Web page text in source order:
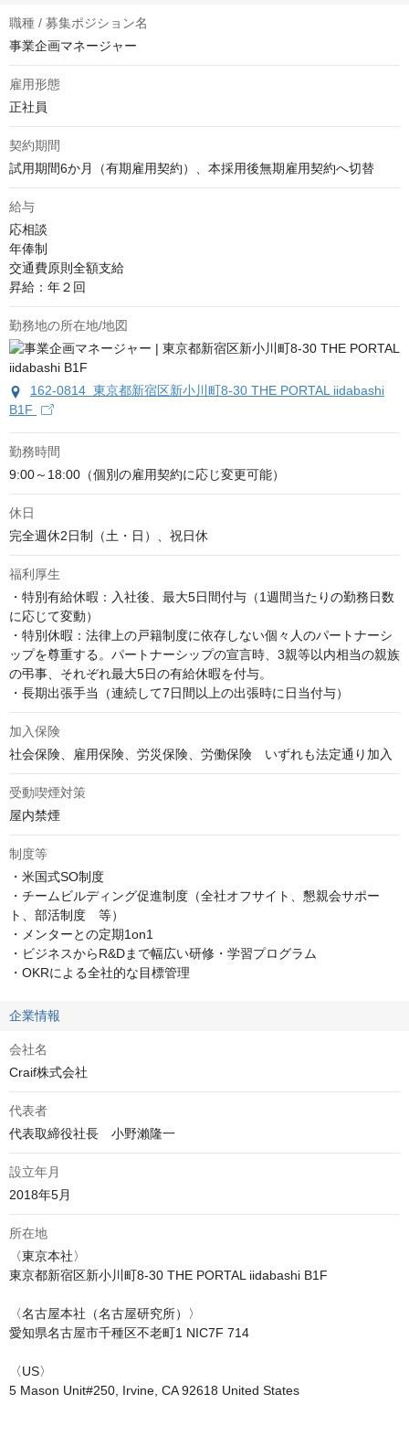
職種 / 募集ポジション名
事業企画マネージャー
雇用形態
正社員
契約期間
試用期間6か月（有期雇用契約）、本採用後無期雇用契約へ切替
給与
応相談
年俸制
交通費原則全額支給
昇給：年２回
勤務地の所在地/地図
162-0814 東京都新宿区新小川町8-30 THE PORTAL iidabashi
B1F
勤務時間
9:00～18:00（個別の雇用契約に応じ変更可能）
休日
完全週休2日制（土・日）、祝日休
福利厚生
・特別有給休暇：入社後、最大5日間付与（1週間当たりの勤務日数
に応じて変動）
・特別休暇：法律上の戸籍制度に依存しない個々人のパートナーシ
ップを尊重する。パートナーシップの宣言時、3親等以内相当の親族
の弔事、それぞれ最大5日の有給休暇を付与。
・長期出張手当（連続して7日間以上の出張時に日当付与）
加入保険
社会保険、雇用保険、労災保険、労働保険　いずれも法定通り加入
受動喫煙対策
屋内禁煙
制度等
・米国式SO制度
・チームビルディング促進制度（全社オフサイト、懇親会サポー
ト、部活制度　等）
・メンターとの定期1on1
・ビジネスからR&Dまで幅広い研修・学習プログラム
・OKRによる全社的な目標管理
企業情報
会社名
Craif株式会社
代表者
代表取締役社長　小野瀨隆一
設立年月
2018年5月
所在地
〈東京本社〉
東京都新宿区新小川町8-30 THE PORTAL iidabashi B1F
〈名古屋本社（名古屋研究所）〉
愛知県名古屋市千種区不老町1 NIC7F 714
〈US〉
5 Mason Unit#250, Irvine, CA 92618 United States